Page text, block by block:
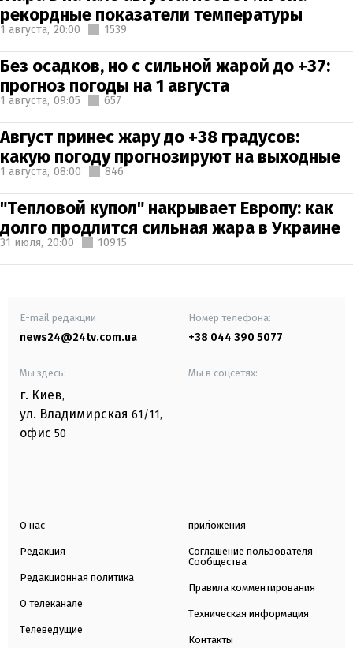
рекордные показатели температуры
1 августа, 20:00 1539
Без осадков, но с сильной жарой до +37:
прогноз погоды на 1 августа
1 августа, 09:05 657
Август принес жару до +38 градусов:
какую погоду прогнозируют на выходные
1 августа, 08:00 846
"Тепловой купол" накрывает Европу: как
долго продлится сильная жара в Украине
31 июля, 20:00 10915
E-mail редакции
news24@24tv.com.ua
Номер телефона:
+38 044 390 5077
Мы здесь:
г. Киев,
ул. Владимирская 61/11,
офис 50
Мы в соцсетях:
О нас
Редакция
Редакционная политика
О телеканале
Телеведущие
приложения
Соглашение пользователя
Сообщества
Правила комментирования
Техническая информация
Контакты